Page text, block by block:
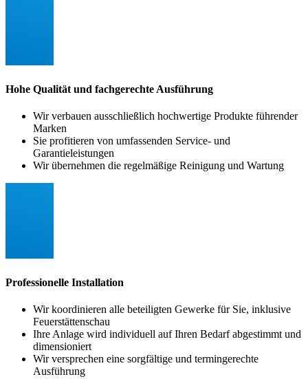
Hohe Qualität und fachgerechte Ausführung
Wir verbauen ausschließlich hochwertige Produkte führender
Marken
Sie profitieren von umfassenden Service- und
Garantieleistungen
Wir übernehmen die regelmäßige Reinigung und Wartung
Professionelle Installation
Wir koordinieren alle beteiligten Gewerke für Sie, inklusive
Feuerstättenschau
Ihre Anlage wird individuell auf Ihren Bedarf abgestimmt und
dimensioniert
Wir versprechen eine sorgfältige und termingerechte
Ausführung